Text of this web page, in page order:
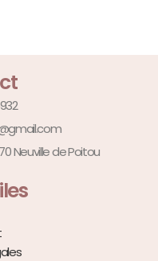
Neuville de Poitou